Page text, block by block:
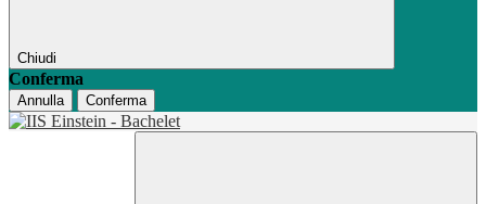
Chiudi
Conferma
Annulla Conferma